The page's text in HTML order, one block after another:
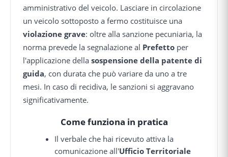
amministrativo del veicolo. Lasciare in circolazione
un veicolo sottoposto a fermo costituisce una
violazione grave: oltre alla sanzione pecuniaria, la
norma prevede la segnalazione al Prefetto per
l'applicazione della sospensione della patente di
guida, con durata che può variare da uno a tre
mesi. In caso di recidiva, le sanzioni si aggravano
significativamente.
Come funziona in pratica
Il verbale che hai ricevuto attiva la
comunicazione all'Ufficio Territoriale